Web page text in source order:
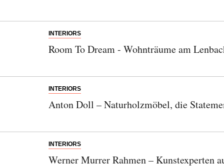
INTERIORS
Room To Dream - Wohnträume am
INTERIORS
Anton Doll – Naturholzmöbel, die
INTERIORS
Werner Murrer Rahmen – Kunstexperten